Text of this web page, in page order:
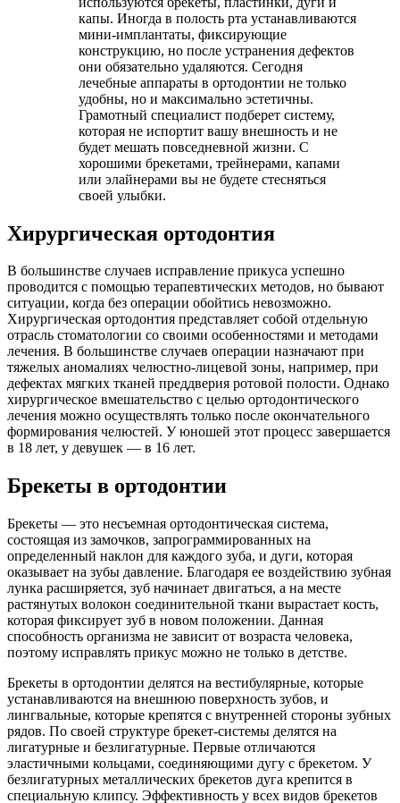
капы. Иногда в полость рта устанавливаются
мини-имплантаты, фиксирующие
конструкцию, но после устранения дефектов
они обязательно удаляются. Сегодня
лечебные аппараты в ортодонтии не только
удобны, но и максимально эстетичны.
Грамотный специалист подберет систему,
которая не испортит вашу внешность и не
будет мешать повседневной жизни. С
хорошими брекетами, трейнерами, капами
или элайнерами вы не будете стесняться
своей улыбки.
Хирургическая ортодонтия
В большинстве случаев исправление прикуса успешно
проводится с помощью терапевтических методов, но бывают
ситуации, когда без операции обойтись невозможно.
Хирургическая ортодонтия представляет собой отдельную
отрасль стоматологии со своими особенностями и методами
лечения. В большинстве случаев операции назначают при
тяжелых аномалиях челюстно-лицевой зоны, например, при
дефектах мягких тканей преддверия ротовой полости. Однако
хирургическое вмешательство с целью ортодонтического
лечения можно осуществлять только после окончательного
формирования челюстей. У юношей этот процесс завершается
в 18 лет, у девушек — в 16 лет.
Брекеты в ортодонтии
Брекеты — это несъемная ортодонтическая система,
состоящая из замочков, запрограммированных на
определенный наклон для каждого зуба, и дуги, которая
оказывает на зубы давление. Благодаря ее воздействию зубная
лунка расширяется, зуб начинает двигаться, а на месте
растянутых волокон соединительной ткани вырастает кость,
которая фиксирует зуб в новом положении. Данная
способность организма не зависит от возраста человека,
поэтому исправлять прикус можно не только в детстве.
Брекеты в ортодонтии делятся на вестибулярные, которые
устанавливаются на внешнюю поверхность зубов, и
лингвальные, которые крепятся с внутренней стороны зубных
рядов. По своей структуре брекет-системы делятся на
лигатурные и безлигатурные. Первые отличаются
эластичными кольцами, соединяющими дугу с брекетом. У
безлигатурных металлических брекетов дуга крепится в
специальную клипсу. Эффективность у всех видов брекетов